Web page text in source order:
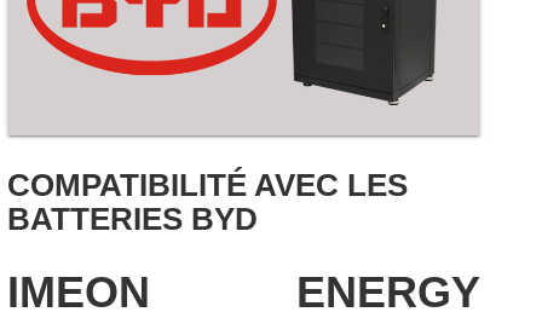
COMPATIBILITÉ AVEC LES
BATTERIES BYD
IMEON ENERGY